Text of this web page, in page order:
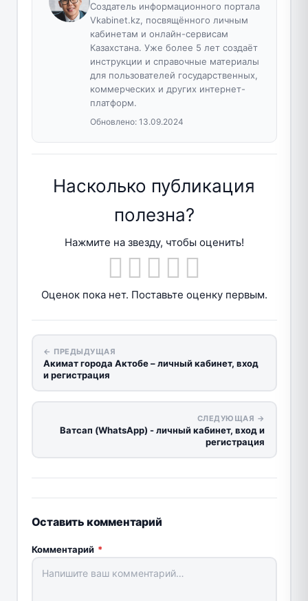
Создатель информационного портала
Vkabinet.kz, посвящённого личным
кабинетам и онлайн-сервисам
Казахстана. Уже более 5 лет создаёт
инструкции и справочные материалы
для пользователей государственных,
коммерческих и других интернет-
платформ.
Обновлено: 13.09.2024
Насколько публикация
полезна?
Нажмите на звезду, чтобы оценить!
Оценок пока нет. Поставьте оценку первым.
← ПРЕДЫДУЩАЯ
Акимат города Актобе – личный кабинет, вход
и регистрация
СЛЕДУЮЩАЯ →
Ватсап (WhatsApp) - личный кабинет, вход и
регистрация
Оставить комментарий
Комментарий *